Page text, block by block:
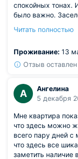
спокойных тонах.
было важно.
поездку с
в шкафу.
Читать полностью
Проживание: 13
Отзыв
А
Ангелина
5 декабря
Мне квартира
что здесь можно
всего пару дней
что здесь все
заметить наличие